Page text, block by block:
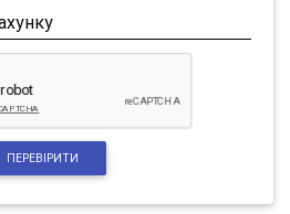
ПЕРЕВІРИТИ